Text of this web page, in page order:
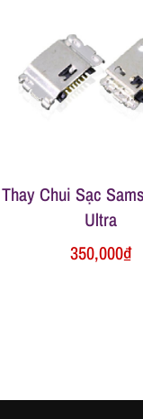
Thay Chui Sạc
Ultra
350,000₫